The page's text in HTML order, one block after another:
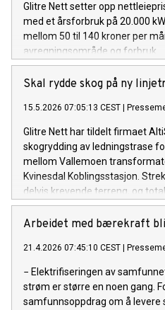
Glitre Nett setter opp
med et årsforbruk på 20.000
mellom 50 til 140 kroner per
avregningsområde og forbruk.
Skal rydde skog på ny
15.5.2026 07:05:13 CEST
Glitre Nett har tildelt firmaet
skogrydding av ledningstrase
mellom Vallemoen
Kvinesdal Koblingsstasjon.
delvis krevende terreng, og
kubikkmeter med nyttbart
Arbeidet med bærekraft
21.4.2026 07:45:10 CEST
− Elektrifiseringen av
strøm er større en noen gang.
samfunnsoppdrag om å levere